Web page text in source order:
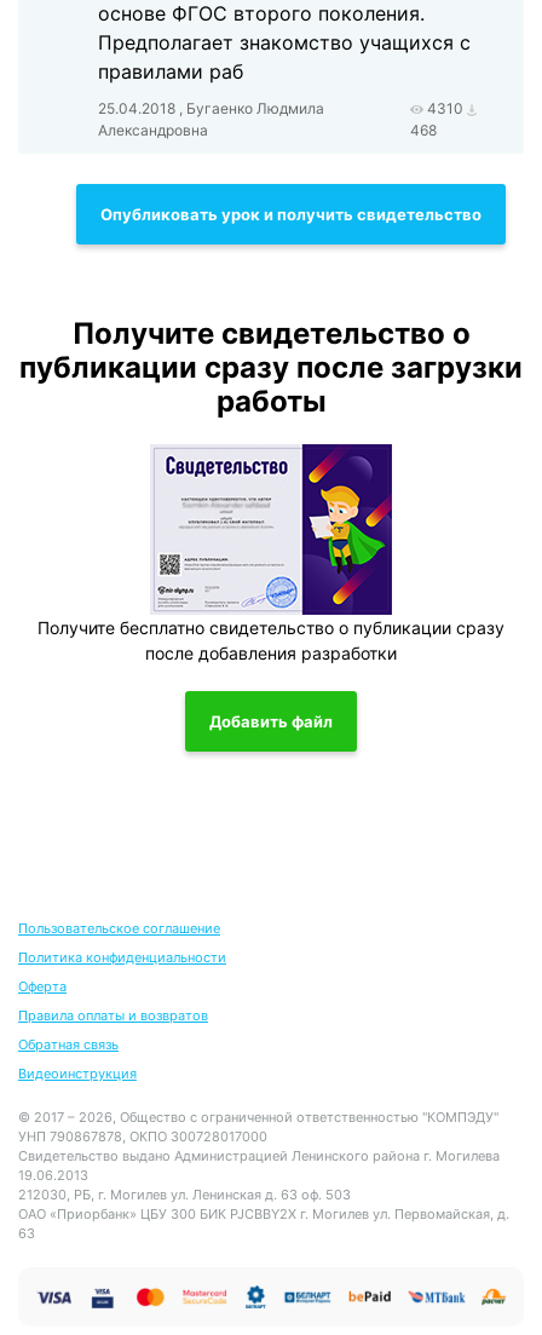
основе ФГОС второго поколения.
Предполагает знакомство учащихся с
правилами раб
25.04.2018 , Бугаенко Людмила
Александровна
4310
468
Опубликовать урок и получить свидетельство
Получите свидетельство о
публикации сразу после загрузки
работы
Получите бесплатно свидетельство о публикации сразу
после добавления разработки
Добавить файл
Пользовательское соглашение
Политика конфиденциальности
Оферта
Правила оплаты и возвратов
Обратная связь
Видеоинструкция
© 2017 – 2026, Общество с ограниченной ответственностью "КОМПЭДУ"
УНП 790867878, ОКПО 300728017000
Свидетельство выдано Администрацией Ленинского района г. Могилева
19.06.2013
212030, РБ, г. Могилев ул. Ленинская д. 63 оф. 503
ОАО «Приорбанк» ЦБУ 300 БИК PJCBBY2X г. Могилев ул. Первомайская, д.
63